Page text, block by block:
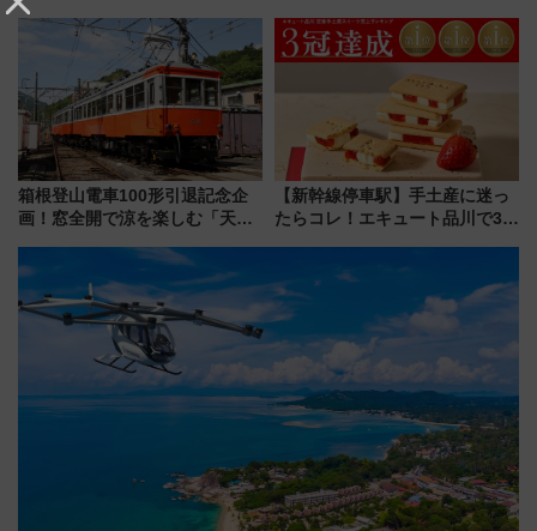
日開業！全8店舗が出店し街の新
たな玄関口へ
14日から 新車両「トキイロ」体
験ブースも アクセスや申込方法
箱根登山電車100形引退記念企
画！窓全開で涼を楽しむ「天然
発売
【新幹線停車駅】手土産に迷っ
たらコレ！エキュート品川で3年